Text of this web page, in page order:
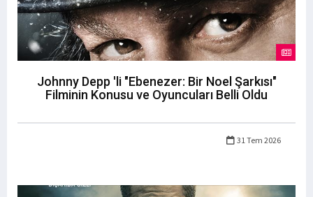
Johnny Depp 'li "Ebenezer: Bir Noel Şarkısı"
Filminin Konusu ve Oyuncuları Belli Oldu
31 Tem 2026